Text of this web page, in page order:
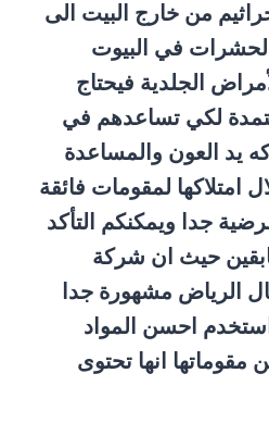
من خارج البيت الى
في البيوت
الجلدية فيحتاج
لكي تساعدهم في
يد العون والمساعدة
امتلاكها لمقومات فائقة
جدا ويمكنكم التأكد
حيث ان شركة
الرياض مشهورة جدا
احسن المواد
مقوماتها انها تحتوى